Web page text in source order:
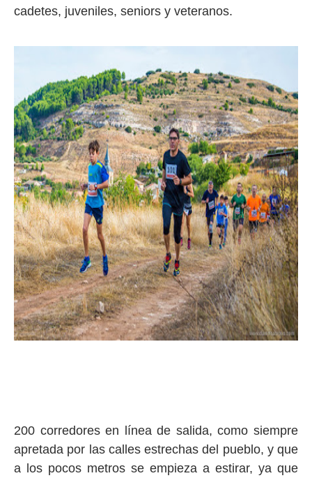
cadetes, juveniles, seniors y veteranos.
200 corredores en línea de salida, como siempre
apretada por las calles estrechas del pueblo, y que
a los pocos metros se empieza a estirar, ya que